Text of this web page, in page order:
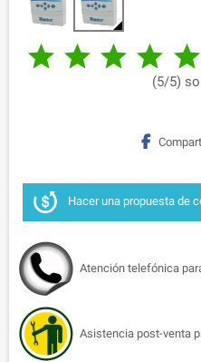
    
(5/5)
Hacer una propuesta de
Atención telefónica
Asistencia post-venta